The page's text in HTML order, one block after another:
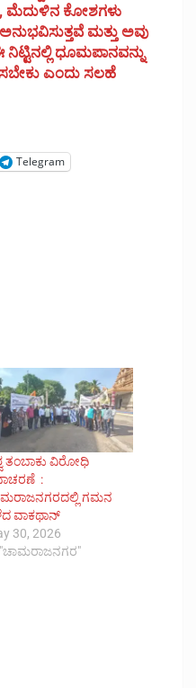
ಮೆದುಳಿನ ಕೋಶಗಳು
ಮತ್ತು ಅವು
ನಿಟ್ಟಿನಲ್ಲಿ ಧೂಮಪಾನವನ್ನು
ಎಂದು ಸಲಹೆ
Telegram
ತಂಬಾಕು ವಿರೋಧಿ
:
ಗಮನ
ವಾಕಥಾನ್
30, 2026